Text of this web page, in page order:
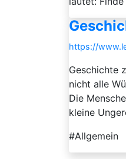
https://
Geschichte
nicht alle
Die
kleine
#Allgemein